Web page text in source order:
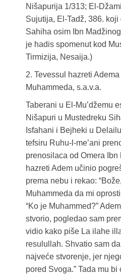
Nišapurija 1/313; El-
Sujutija, El-Tadž, 386.
Sahiha osim Ibn
je hadis spomenut kod
Tirmizija, Nesaija.)
2. Tevessul hazreti
Muhammeda, s.a.v.a.
Taberani u El-Mu’džemu
Nišapuri u Mustedreku
Isfahani i Bejheki u
tefsiru Ruhu-l-me’ani
prenosilaca od Omera Ibn
hazreti Adem učinio
prema nebu i rekao:
Muhammeda da mi
“Ko je Muhammed?”
stvorio, pogledao sam
vidio kako piše La ilahe
resulullah. Shvatio sam
najveće stvorenje, jer
pored Svoga.” Tada mu